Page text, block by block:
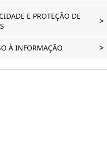
E PROTEÇÃO DE
À INFORMAÇÃO